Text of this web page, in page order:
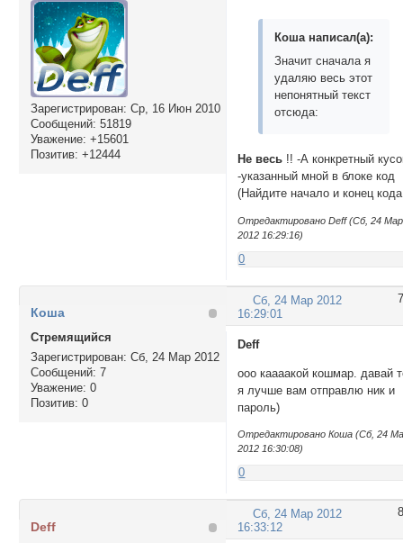
	for(x in elm) if(elm[x].className=="post-content"){
var post=elm[x]
	}
</script>
Зарегистрирован: Ср, 16 Июн 2010
Сообщений: 51819
Уважение: +15601
Позитив: +12444
Кoша написал(а):
Значит сначала я
удаляю весь этот
непонятный текст
отсюда:
Не весь !! -А конкретный
-указанный мной в блоке код
(Найдите начало и конец кода
Отредактировано Deff (Сб, 24 Мар
2012 16:29:16)
0
7
Сб, 24 Мар 2012
16:29:01
Кoша
Стремящийся
Зарегистрирован: Сб, 24 Мар 2012
Сообщений: 7
Уважение: 0
Позитив: 0
Deff
ооо каааакой кошмар. давай
я лучше вам отправлю ник и
пароль)
Отредактировано Кoша (Сб, 24
2012 16:30:08)
0
8
Сб, 24 Мар 2012
16:33:12
Deff